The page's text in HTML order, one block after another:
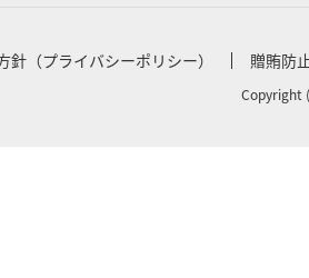
針（プライバシーポリシー） 贈賄防
Copyright